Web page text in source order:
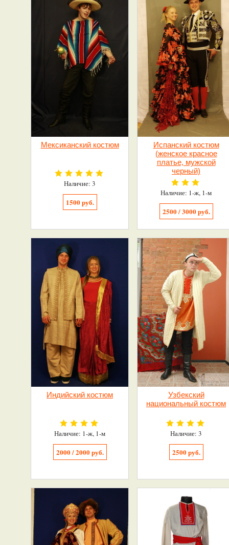
Мексиканский костюм
Наличие: 3
1500 руб.
Испанский костюм
(женское красное
платье, мужской
черный)
Наличие: 1-ж, 1-м
2500 / 3000 руб.
Индийский костюм
Наличие: 1-ж, 1-м
2000 / 2000 руб.
Узбекский
национальный костюм
Наличие: 3
2500 руб.